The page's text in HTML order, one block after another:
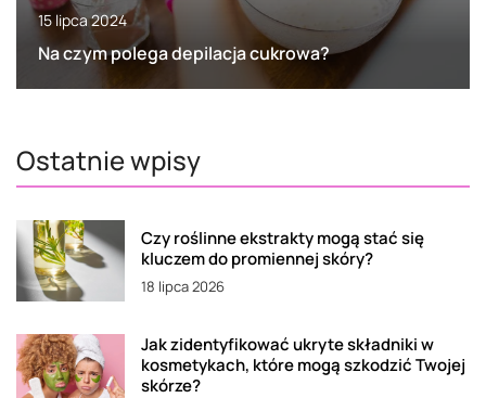
15 lipca 2024
Na czym polega depilacja cukrowa?
Ostatnie wpisy
Czy roślinne ekstrakty mogą stać się
kluczem do promiennej skóry?
18 lipca 2026
Jak zidentyfikować ukryte składniki w
kosmetykach, które mogą szkodzić Twojej
skórze?